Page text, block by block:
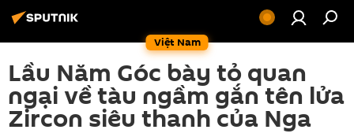
Việt Nam
Lầu Năm Góc bày tỏ quan
ngại về tàu ngầm gắn tên lửa
Zircon siêu thanh của Nga